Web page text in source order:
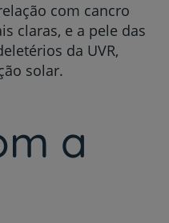
com cancro
claras, e a pele das
da UVR,
solar.
a